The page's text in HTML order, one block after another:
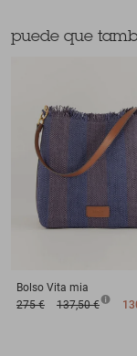
puede que
Bolso Vita mia
275 €
137,50 €